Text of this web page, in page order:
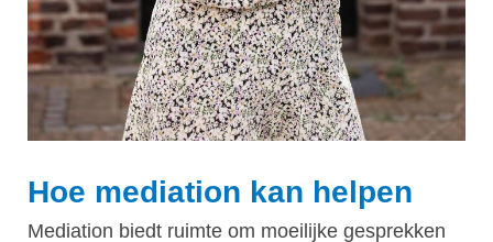
Hoe mediation kan helpen
Mediation biedt ruimte om moeilijke gesprekken